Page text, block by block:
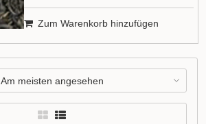
Zum Warenkorb hinzufügen
Am meisten angesehen